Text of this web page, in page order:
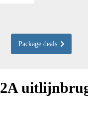
Package deals